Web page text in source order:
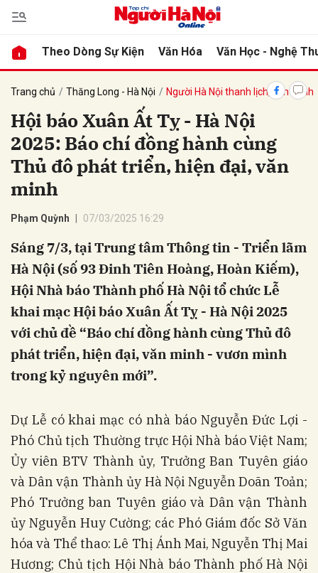
Theo Dòng Sự Kiện Văn Hóa Văn Học - Nghệ
Trang chủ Thăng Long - Hà Nội Người Hà Nội thanh lịch, văn minh
Hội báo Xuân Ất Tỵ - Hà Nội
2025: Báo chí đồng hành cùng
Thủ đô phát triển, hiện đại, văn
minh
Phạm Quỳnh 07/03/2025 16:29
Sáng 7/3, tại Trung tâm Thông tin - Triển lãm
Hà Nội (số 93 Đinh Tiên Hoàng, Hoàn Kiếm),
Hội Nhà báo Thành phố Hà Nội tổ chức Lễ
khai mạc Hội báo Xuân Ất Tỵ - Hà Nội 2025
với chủ đề “Báo chí đồng hành cùng Thủ đô
phát triển, hiện đại, văn minh - vươn mình
trong kỷ nguyên mới”.
Dự Lễ có khai mạc có nhà báo Nguyễn Đức Lợi -
Phó Chủ tịch Thường trực Hội Nhà báo Việt Nam;
Ủy viên BTV Thành ủy, Trưởng Ban Tuyên giáo
và Dân vận Thành ủy Hà Nội Nguyễn Doãn Toản;
Phó Trưởng ban Tuyên giáo và Dân vận Thành
ủy Nguyễn Huy Cường; các Phó Giám đốc Sở Văn
hóa và Thể thao: Lê Thị Ánh Mai, Nguyễn Thị Mai
Hương; Chủ tịch Hội Nhà báo Thành phố Hà Nội
luận